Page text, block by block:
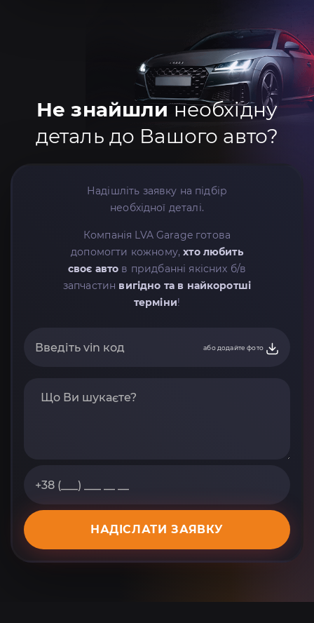
Не знайшлинеобхідну
деталь до Вашого авто?
Надішліть заявку на підбір
необхідної деталі.
Компанія LVA Garage готова
допомогти кожному,хто любить
своє авто в придбанні якісних б/в
запчастин вигідно та в найкоротші
терміни!
або додайте фото
НАДІСЛАТИ ЗАЯВКУ